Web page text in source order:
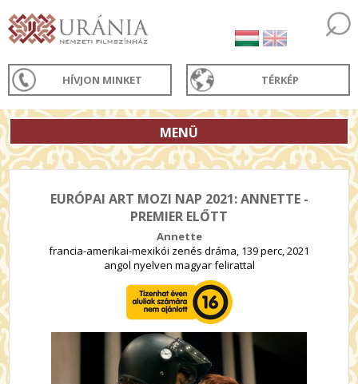
HÍVJON MINKET TÉRKÉP
MENÜ
EURÓPAI ART MOZI NAP 2021: ANNETTE -
PREMIER ELŐTT
Annette
francia-amerikai-mexikói zenés dráma, 139 perc, 2021
angol nyelven magyar felirattal